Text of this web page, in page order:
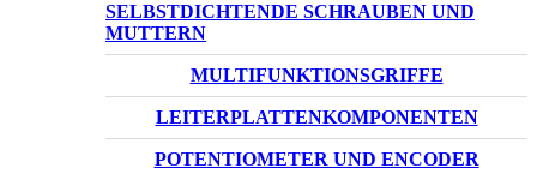
SELBSTDICHTENDE SCHRAUBEN UND
MUTTERN
MULTIFUNKTIONSGRIFFE
LEITERPLATTENKOMPONENTEN
POTENTIOMETER UND ENCODER